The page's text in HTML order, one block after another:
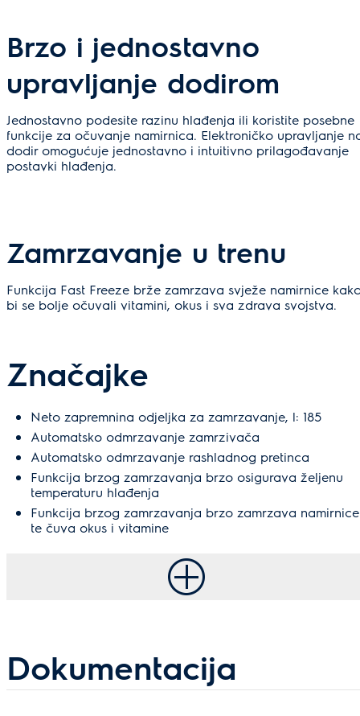
Brzo i jednostavno
upravljanje dodirom
Jednostavno podesite razinu hlađenja ili koristite posebne
funkcije za očuvanje namirnica. Elektroničko upravljanje
dodir omogućuje jednostavno i intuitivno prilagođavanje
postavki hlađenja.
Zamrzavanje u trenu
Funkcija Fast Freeze brže zamrzava svježe namirnice
bi se bolje očuvali vitamini, okus i sva zdrava svojstva.
Značajke
Neto zapremnina odjeljka za zamrzavanje, l: 185
Automatsko odmrzavanje zamrzivača
Automatsko odmrzavanje rashladnog pretinca
Funkcija brzog zamrzavanja brzo osigurava željenu
temperaturu hlađenja
Funkcija brzog zamrzavanja brzo zamrzava namirnice
te čuva okus i vitamine
Dokumentacija